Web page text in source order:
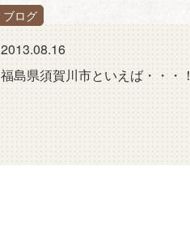
ブログ
2013.08.16
福島県須賀川市といえば・・・！